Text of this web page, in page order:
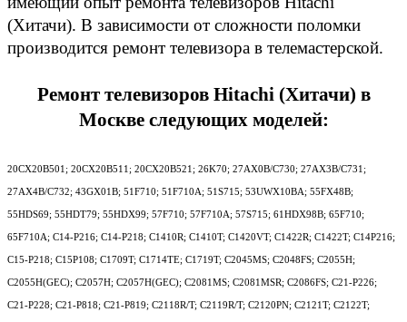
(Хитачи). В зависимости от сложности поломки
производится ремонт телевизора в телемастерской.
Ремонт телевизоров Hitachi (Хитачи) в
Москвеследующих моделей:
20CX20B501; 20CX20B511; 20CX20B521; 26K70; 27AX0B/C730; 27AX3B/C731;
27AX4B/C732; 43GX01B; 51F710; 51F710A; 51S715; 53UWX10BA; 55FX48B;
55HDS69; 55HDT79; 55HDX99; 57F710; 57F710A; 57S715; 61HDX98B; 65F710;
65F710A; C14-P216; C14-P218; C1410R; C1410T; C1420VT; C1422R; C1422T; C14P216;
C15-P218; C15P108; C1709T; C1714TE; C1719T; C2045MS; C2048FS; C2055H;
C2055H(GEC); C2057H; C2057H(GEC); C2081MS; C2081MSR; C2086FS; C21-P226;
C21-P228; C21-P818; C21-P819; C2118R/T; C2119R/T; C2120PN; C2121T; C2122T;